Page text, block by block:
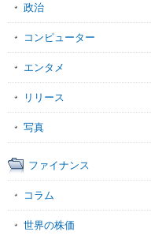
政治
コンピューター
エンタメ
リリース
写真
ファイナンス
コラム
世界の株価